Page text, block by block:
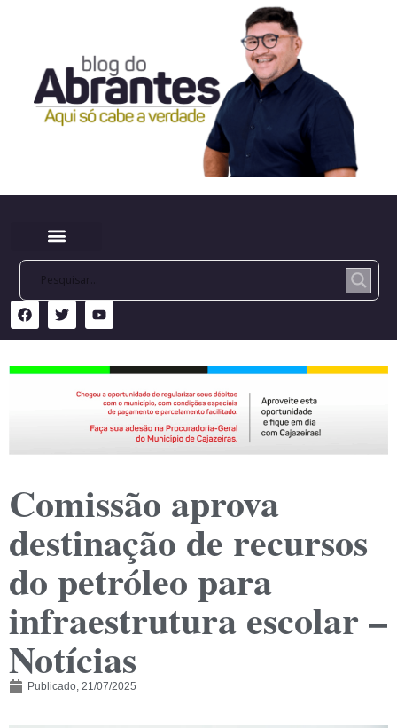
Comissão aprova
destinação de recursos
do petróleo para
infraestrutura escolar –
Notícias
Publicado, 21/07/2025